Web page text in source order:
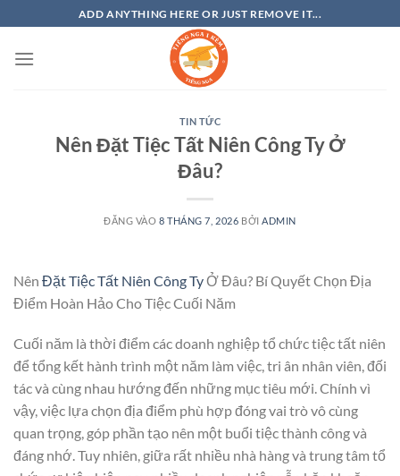
qua
nội
ADD ANYTHING HERE OR JUST REMOVE IT...
TIN TỨC
Nên Đặt Tiệc Tất Niên Công Ty Ở
Đâu?
ĐĂNG VÀO 8 THÁNG 7, 2026 BỞI ADMIN
Nên Đặt Tiệc Tất Niên Công TyỞ Đâu? Bí Quyết Chọn Địa
Điểm Hoàn Hảo Cho Tiệc Cuối Năm
Cuối năm là thời điểm các doanh nghiệp tổ chức tiệc tất niên
để tổng kết hành trình một năm làm việc, tri ân nhân viên, đối
tác và cùng nhau hướng đến những mục tiêu mới. Chính vì
vậy, việc lựa chọn địa điểm phù hợp đóng vai trò vô cùng
quan trọng, góp phần tạo nên một buổi tiệc thành công và
đáng nhớ. Tuy nhiên, giữa rất nhiều nhà hàng và trung tâm tổ